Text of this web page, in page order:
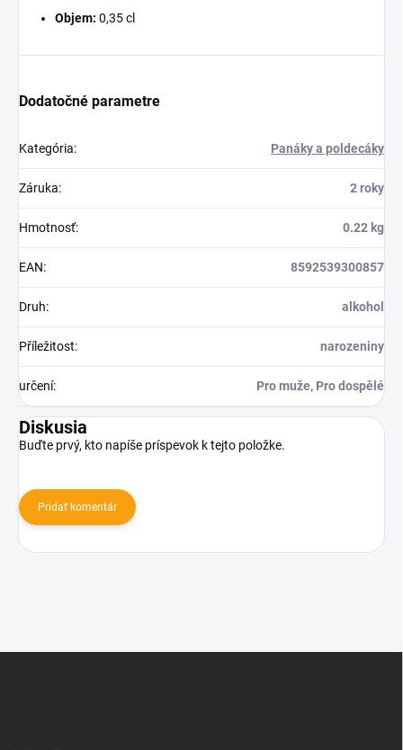
Objem: 0,35 cl
Dodatočné parametre
Kategória: Panáky a poldecáky
Záruka: 2 roky
Hmotnosť: 0.22 kg
EAN: 8592539300857
Druh: alkohol
Příležitost: narozeniny
určení: Pro muže, Pro dospělé
Diskusia
Buďte prvý, kto napíše príspevok k tejto položke.
Pridať komentár